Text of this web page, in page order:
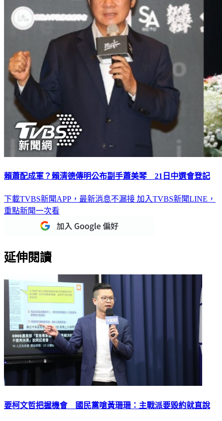
賴蕭配成軍？賴清德傳明公布副手蕭美琴 21日中選會登記
下載TVBS新聞APP，最新消息不漏接 加入TVBS新聞LINE，
重點新聞一次看
延伸閱讀
要柯文哲把握機會 國民黨嗆黃珊珊：主戰派要毀約就直說